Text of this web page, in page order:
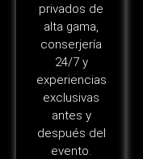
privados de
alta gama,
conserjería
24/7 y
experiencias
exclusivas
antes y
después del
evento.